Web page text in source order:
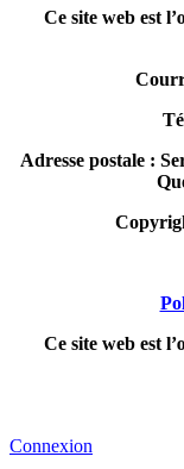
Ce site web est
Adresse postale :
Ce site web est
Connexion